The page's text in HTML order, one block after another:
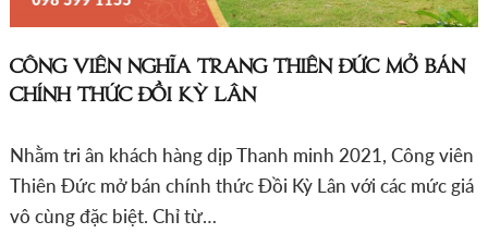
CÔNG VIÊN NGHĨA TRANG THIÊN ĐỨC MỞ BÁN
CHÍNH THỨC ĐỒI KỲ LÂN
Nhằm tri ân khách hàng dịp Thanh minh 2021, Công viên
Thiên Đức mở bán chính thức Đồi Kỳ Lân với các mức giá
vô cùng đặc biệt. Chỉ từ…